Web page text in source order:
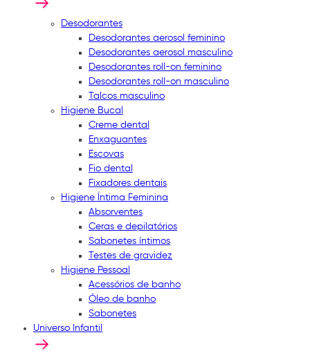
Desodorantes
Desodorantes aerosol feminino
Desodorantes aerosol masculino
Desodorantes roll-on feminino
Desodorantes roll-on masculino
Talcos masculino
Higiene Bucal
Creme dental
Enxaguantes
Escovas
Fio dental
Fixadores dentais
Higiene Íntima Feminina
Absorventes
Ceras e depilatórios
Sabonetes íntimos
Testes de gravidez
Higiene Pessoal
Acessórios de banho
Óleo de banho
Sabonetes
Universo Infantil